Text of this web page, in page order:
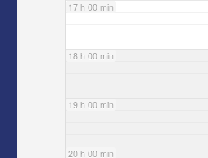
17 h 00 min
18 h 00 min
19 h 00 min
20 h 00 min